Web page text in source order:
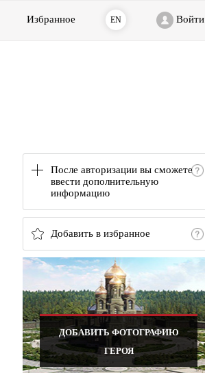
Избранное EN Войти
После авторизации вы сможете
ввести дополнительную
информацию
Добавить в избранное
ДОБАВИТЬ ФОТОГРАФИЮ
ГЕРОЯ